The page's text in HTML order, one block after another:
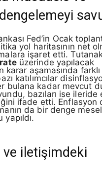
Fed’in Ocak
yol haritasının net
işaret etti.
üzerinde yapılacak
karar aşamasında farklı
katılımcılar
bulana kadar mevcut
bazıları ise ileride
ifade etti. Enflasyon
da bir denge
ve iletişimdeki